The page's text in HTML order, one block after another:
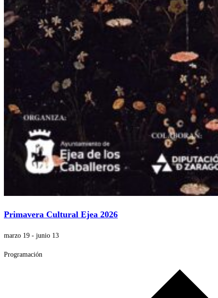
Primavera Cultural Ejea 2026
marzo 19 - junio 13
Programación